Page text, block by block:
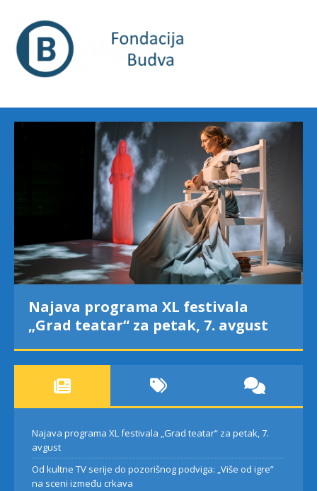
festivala
7. avgust
Od kultne TV serije do
podviga: „Više od igre”
Najava programa XL festivala „Grad teatar“ za petak, 7.
avgust
Od kultne TV serije do pozorišnog podviga: „Više od igre”
na sceni između crkava